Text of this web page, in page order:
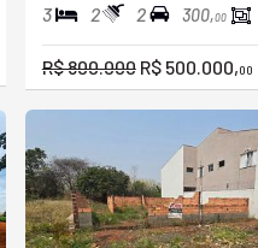
3 2 2 300,00
R$ 800.000 R$ 500.000,00